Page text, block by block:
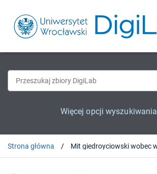
Więcej opcji wyszukiwania
Strona główna